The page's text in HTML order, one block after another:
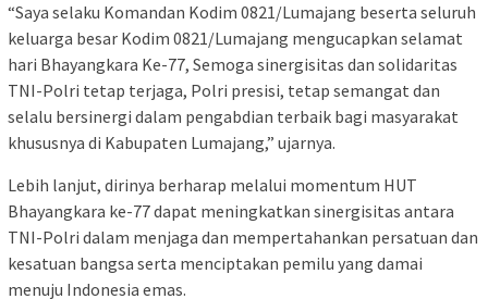
“Saya selaku Komandan Kodim 0821/Lumajang beserta seluruh
keluarga besar Kodim 0821/Lumajang mengucapkan selamat
hari Bhayangkara Ke-77, Semoga sinergisitas dan solidaritas
TNI-Polri tetap terjaga, Polri presisi, tetap semangat dan
selalu bersinergi dalam pengabdian terbaik bagi masyarakat
khususnya di Kabupaten Lumajang,” ujarnya.
Lebih lanjut, dirinya berharap melalui momentum HUT
Bhayangkara ke-77 dapat meningkatkan sinergisitas antara
TNI-Polri dalam menjaga dan mempertahankan persatuan dan
kesatuan bangsa serta menciptakan pemilu yang damai
menuju Indonesia emas.